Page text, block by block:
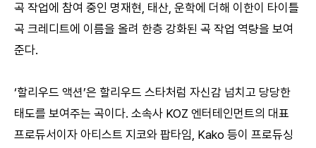
곡 작업에 참여 중인 명재현, 태산, 운학에 더해 이한이 타이틀
곡 크레디트에 이름을 올려 한층 강화된 곡 작업 역량을 보여
준다.
‘할리우드 액션’은 할리우드 스타처럼 자신감 넘치고 당당한
태도를 보여주는 곡이다. 소속사 KOZ 엔터테인먼트의 대표
프로듀서이자 아티스트 지코와 팝타임, Kako 등이 프로듀싱